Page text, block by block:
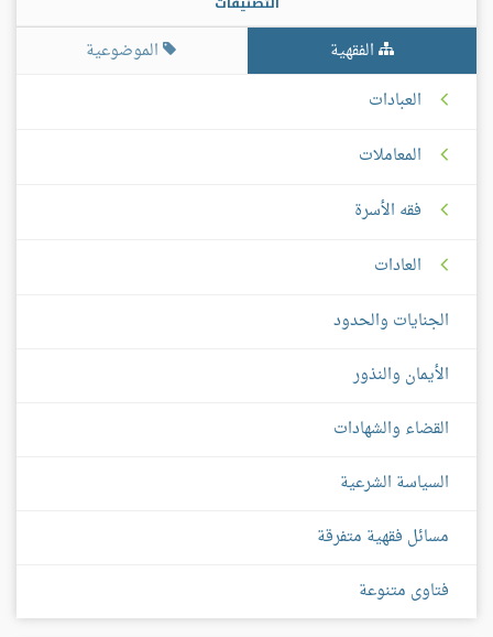
الفقهية
الموضوعية
العبادات
المعاملات
فقه الأسرة
العادات
الجنايات والحدود
الأيمان والنذور
القضاء والشهادات
السياسة الشرعية
مسائل فقهية متفرقة
فتاوى متنوعة